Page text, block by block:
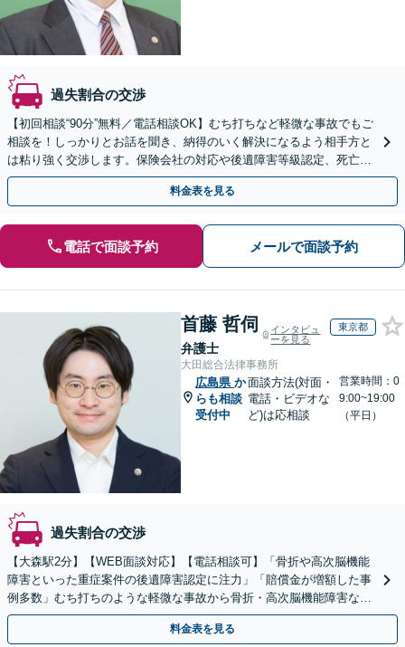
過失割合の交渉
【初回相談“90分”無料／電話相談OK】むち打ちなど軽微な事故でもご
相談を！しっかりとお話を聞き、納得のいく解決になるよう相手方と
は粘り強く交渉します。保険会社の対応や後遺障害等級認定、死亡事
故、休業損害、示談交渉など【弁護士特約利用可】
料金表を見る
電話で面談予約 メールで面談予約
首藤 哲伺
弁護士
インタビュ
ーを見る
東京都
大田総合法律事務所
広島県 か
らも相談
受付中
面談方法(対面・
電話・ビデオな
ど)は応相談
営業時間：0
9:00~19:00
（平日）
過失割合の交渉
【大森駅2分】【WEB面談対応】【電話相談可】「骨折や高次脳機能
障害といった重症案件の後遺障害認定に注力」「賠償金が増額した事
例多数」むち打ちのような軽微な事故から骨折・高次脳機能障害など
の重症事故まで、事故の規模に関わらず対応いたします
料金表を見る